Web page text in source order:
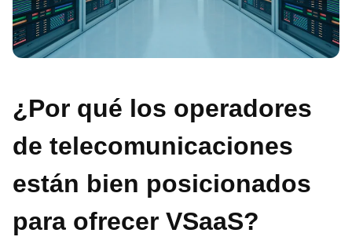
¿Por qué los operadores
de telecomunicaciones
están bien posicionados
para ofrecer VSaaS?